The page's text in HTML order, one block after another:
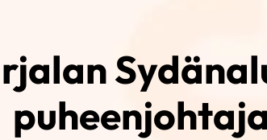
puheenjohtaja